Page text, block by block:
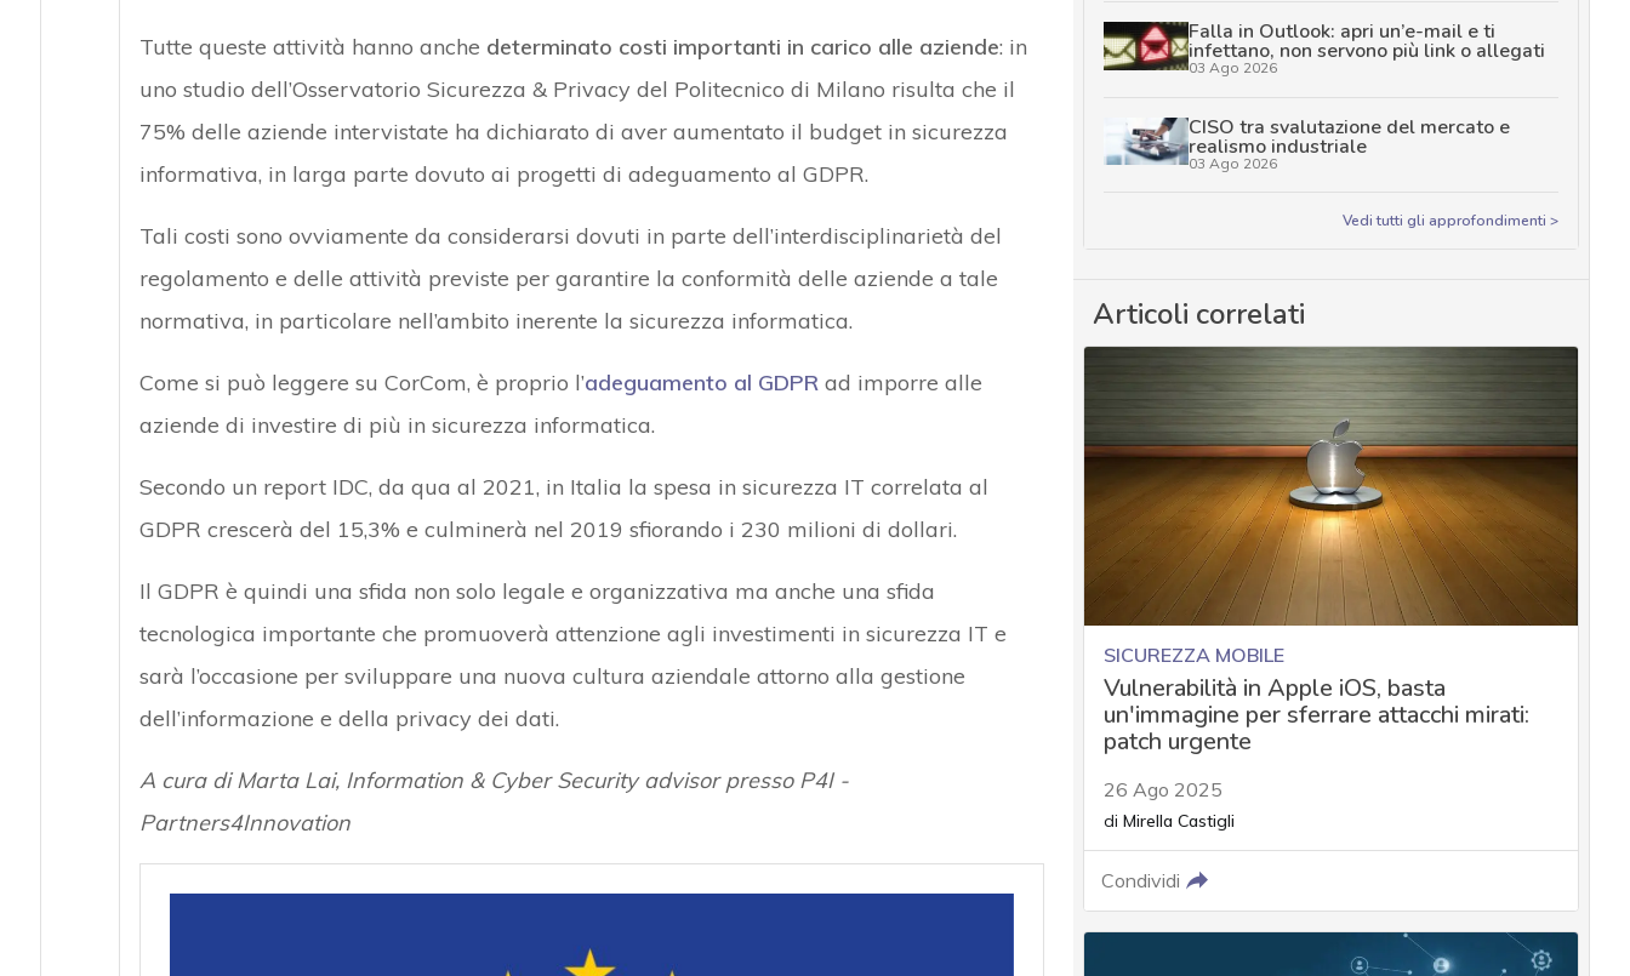
Tutte queste attività hanno anche determinato costi importanti in carico alle aziende: in
uno studio dell’Osservatorio Sicurezza & Privacy del Politecnico di Milano risulta che il
75% delle aziende intervistate ha dichiarato di aver aumentato il budget in sicurezza
informativa, in larga parte dovuto ai progetti di adeguamento al GDPR.
Tali costi sono ovviamente da considerarsi dovuti in parte dell’interdisciplinarietà del
regolamento e delle attività previste per garantire la conformità delle aziende a tale
normativa, in particolare nell’ambito inerente la sicurezza informatica.
Come si può leggere su CorCom, è proprio l’adeguamento al GDPRad imporre alle
aziende di investire di più in sicurezza informatica.
Secondo un report IDC, da qua al 2021, in Italia la spesa in sicurezza IT correlata al
GDPR crescerà del 15,3% e culminerà nel 2019 sfiorando i 230 milioni di dollari.
Il GDPR è quindi una sfida non solo legale e organizzativa ma anche una sfida
tecnologica importante che promuoverà attenzione agli investimenti in sicurezza IT e
sarà l’occasione per sviluppare una nuova cultura aziendale attorno alla gestione
dell’informazione e della privacy dei dati.
A cura di Marta Lai, Information & Cyber Security advisor presso P4I -
Partners4Innovation
Falla in Outlook: apri un’e-mail e ti
infettano, non servono più link o allegati
03 Ago 2026
CISO tra svalutazione del mercato e
realismo industriale
03 Ago 2026
Vedi tutti gli approfondimenti >
Articoli correlati
SICUREZZA MOBILE
Vulnerabilità in Apple iOS, basta
un'immagine per sferrare attacchi mirati:
patch urgente
26 Ago 2025
di Mirella Castigli
Condividi